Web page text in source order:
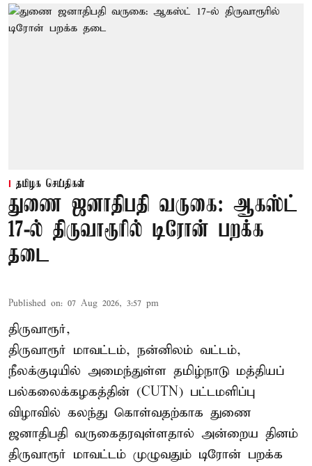
தமிழக செய்திகள்
துணை ஜனாதிபதி வருகை: ஆகஸ்ட்
17-ல் திருவாரூரில் டிரோன் பறக்க
தடை
Published on: 07 Aug 2026, 3:57 pm
திருவாரூர்,
திருவாரூர் மாவட்டம், நன்னிலம் வட்டம்,
நீலக்குடியில் அமைந்துள்ள தமிழ்நாடு மத்தியப்
பல்கலைக்கழகத்தின் (CUTN) பட்டமளிப்பு
விழாவில் கலந்து கொள்வதற்காக துணை
ஜனாதிபதி வருகைதரவுள்ளதால் அன்றைய தினம்
திருவாரூர் மாவட்டம் முழுவதும் டிரோன் பறக்க